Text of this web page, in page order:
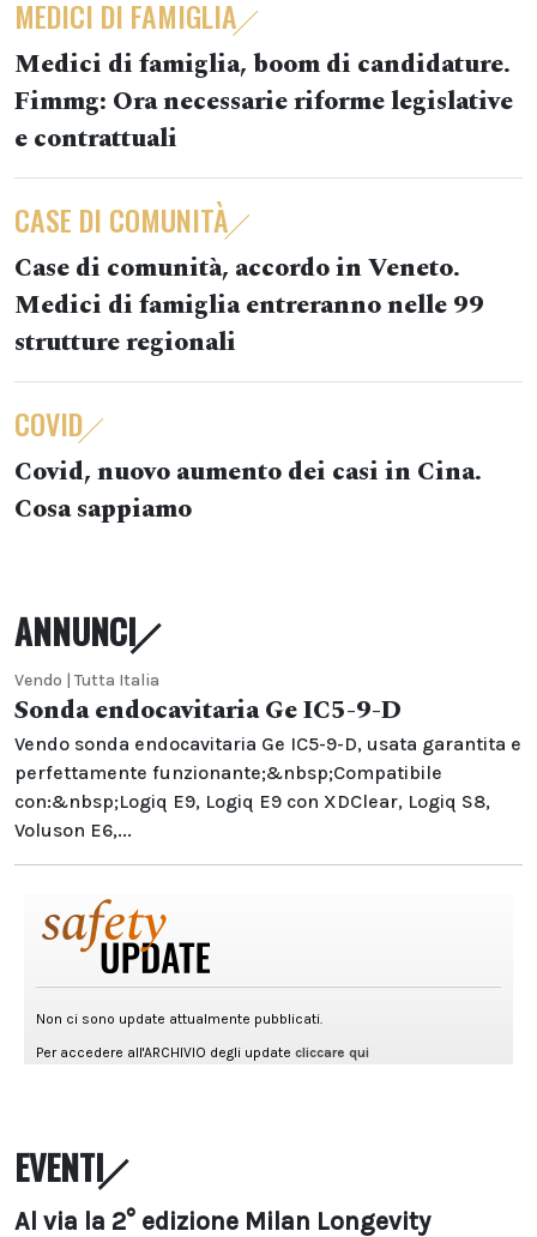
MEDICI DI FAMIGLIA
Medici di famiglia, boom di candidature.
Fimmg: Ora necessarie riforme legislative
e contrattuali
CASE DI COMUNITÀ
Case di comunità, accordo in Veneto.
Medici di famiglia entreranno nelle 99
strutture regionali
COVID
Covid, nuovo aumento dei casi in Cina.
Cosa sappiamo
ANNUNCI
Vendo | Tutta Italia
Sonda endocavitaria Ge IC5-9-D
Vendo sonda endocavitaria Ge IC5-9-D, usata garantita e
perfettamente funzionante;&nbsp;Compatibile
con:&nbsp;Logiq E9, Logiq E9 con XDClear, Logiq S8,
Voluson E6,...
EVENTI
Al via la 2° edizione Milan Longevity